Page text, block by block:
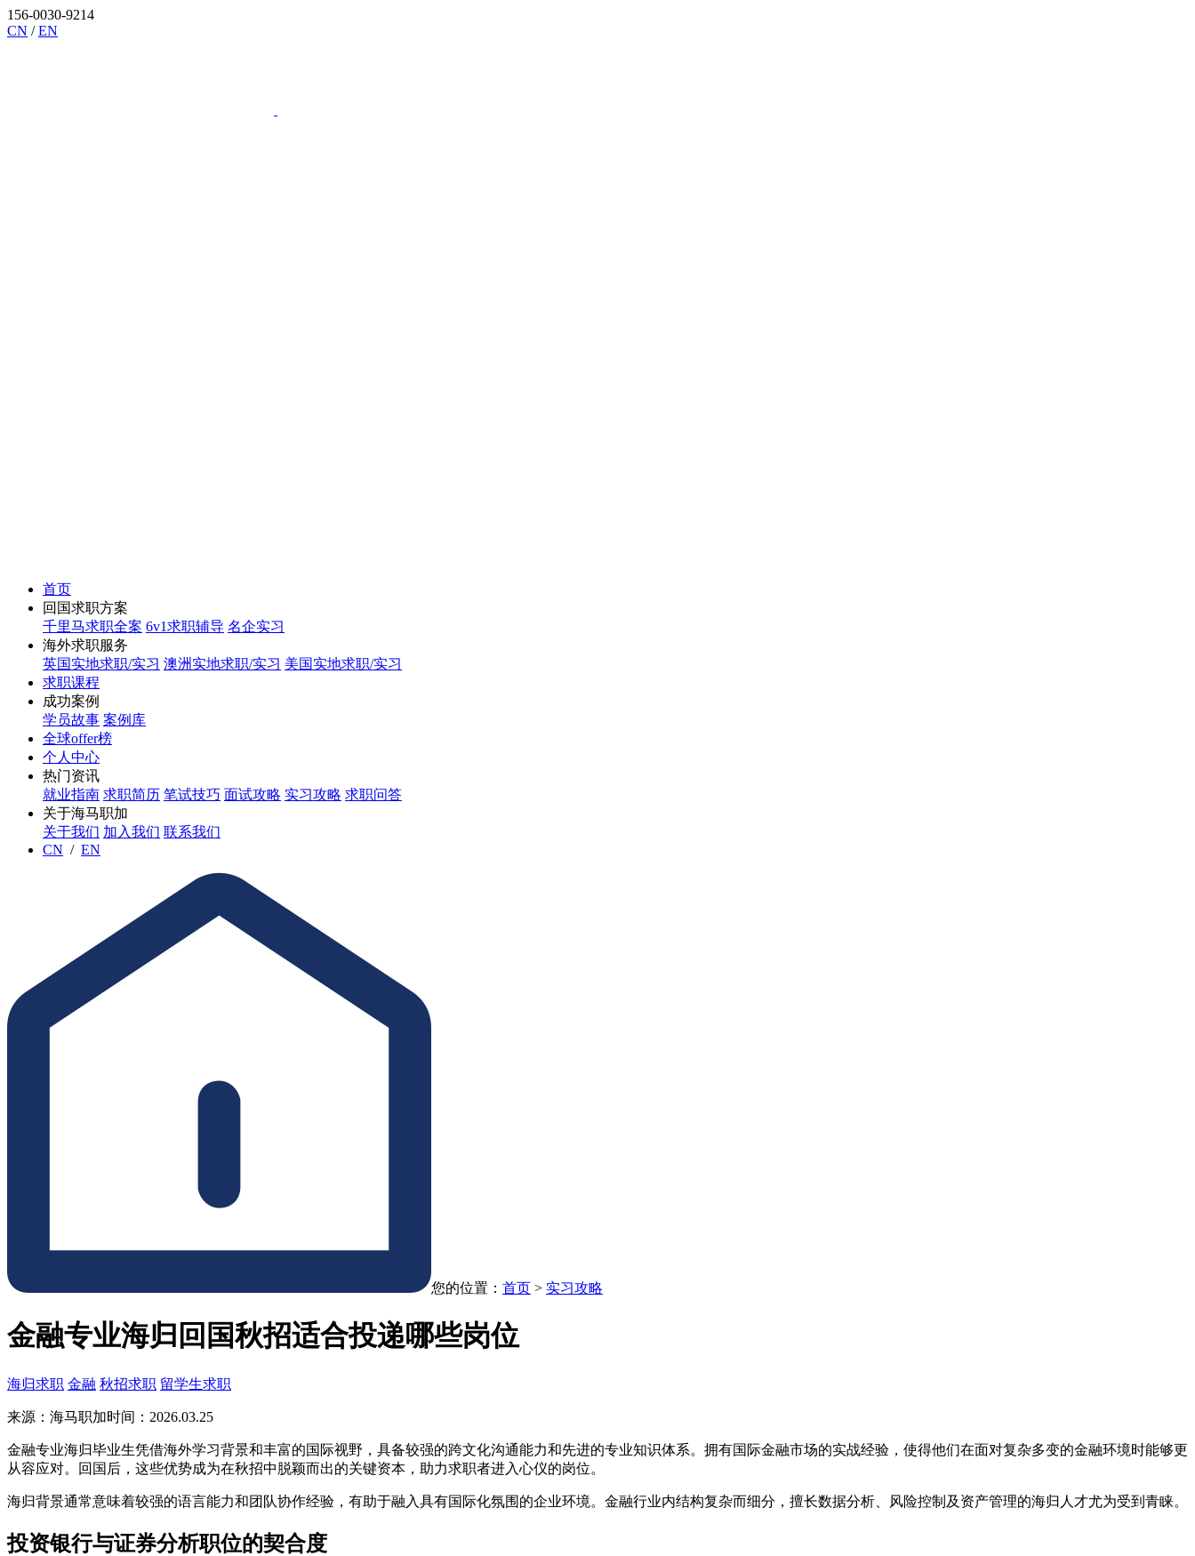
156-0030-9214
CN /EN
首页
回国求职方案
千里马求职全案 6v1求职辅导 名企实习
海外求职服务
英国实地求职/实习 澳洲实地求职/实习 美国实地求职/实习
求职课程
成功案例
学员故事 案例库
全球offer榜
个人中心
热门资讯
就业指南 求职简历 笔试技巧 面试攻略 实习攻略 求职问答
关于海马职加
关于我们 加入我们 联系我们
CN / EN
您的位置： 首页 > 实习攻略
金融专业海归回国秋招适合投递哪些岗位
海归求职 金融 秋招求职 留学生求职
来源：海马职加时间：2026.03.25
金融专业海归毕业生凭借海外学习背景和丰富的国际视野，具备较强的跨文化沟通能力和先进的专业知识体系。拥有国际金融市场的实战经验，使得他们在面对复杂多变的金融环境时能够更
从容应对。回国后，这些优势成为在秋招中脱颖而出的关键资本，助力求职者进入心仪的岗位。
海归背景通常意味着较强的语言能力和团队协作经验，有助于融入具有国际化氛围的企业环境。金融行业内结构复杂而细分，擅长数据分析、风险控制及资产管理的海归人才尤为受到青睐。
投资银行与证券分析职位的契合度